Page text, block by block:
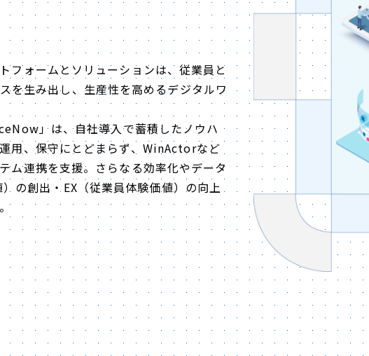
ォームとソリューションは、従業員と
を生み出し、生産性を高めるデジタルワ
」は、自社導入で蓄積したノウハ
用、保守にとどまらず、WinActorなど
連携を支援。さらなる効率化やデータ
の創出・EX（従業員体験価値）の向上